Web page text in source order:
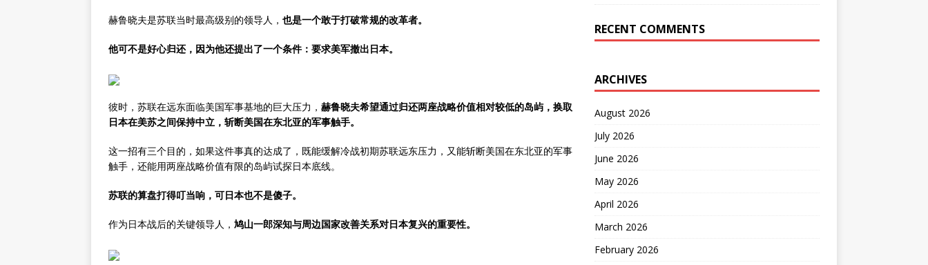
赫鲁晓夫是苏联当时最高级别的领导人， 也是一个敢于打破常规的改革者。
他可不是好心归还，因为他还提出了一个条件：要求美军撤出日本。
彼时，苏联在远东面临美国军事基地的巨大压力， 赫鲁晓夫希望通过归还两座战略价值相对较低的岛屿，换取
日本在美苏之间保持中立，斩断美国在东北亚的军事触手。
这一招有三个目的，如果这件事真的达成了，既能缓解冷战初期苏联远东压力，又能斩断美国在东北亚的军事
触手，还能用两座战略价值有限的岛屿试探日本底线。
苏联的算盘打得叮当响，可日本也不是傻子。
作为日本战后的关键领导人， 鸠山一郎深知与周边国家改善关系对日本复兴的重要性。
RECENT COMMENTS
ARCHIVES
August 2026
July 2026
June 2026
May 2026
April 2026
March 2026
February 2026